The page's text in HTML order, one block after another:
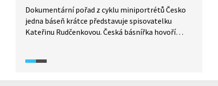
Dokumentární pořad z cyklu miniportrétů Česko
jedna báseň krátce představuje spisovatelku
Kateřinu Rudčenkovou. Česká básnířka hovoří
Prezentuje také dva významné autory, které